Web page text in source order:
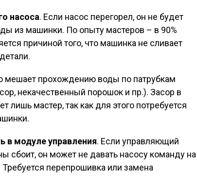
насоса. Если насос перегорел, он не будет
из машинки. По опыту мастеров – в 90%
причиной того, что машинка не сливает
мешает прохождению воды по патрубкам
некачественный порошок и пр.). Засор в
лишь мастер, так как для этого потребуется
в модуле управления. Если управляющий
сбоит, он может не давать насосу команду на
перепрошивка или замена